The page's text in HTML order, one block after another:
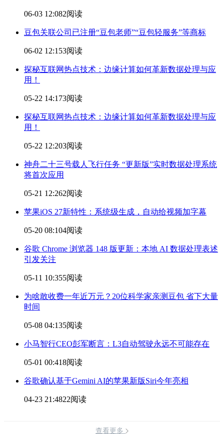
06-03 12:082阅读
豆包关联公司已注册“豆包老师”“豆包轻服务”等商标
06-02 12:153阅读
探秘互联网热点技术：边缘计算如何革新数据处理与应
用！
05-22 14:173阅读
探秘互联网热点技术：边缘计算如何革新数据处理与应
用！
05-22 12:203阅读
神舟二十三号载人飞行任务 “更新版”实时数据处理系统
将首次应用
05-21 12:262阅读
苹果iOS 27新特性：系统级生成，自动给视频加字幕
05-20 08:104阅读
谷歌 Chrome 浏览器 148 版更新：本地 AI 数据处理表述
引发关注
05-11 10:355阅读
为啥敢收费一年近万元？20位科学家亲测豆包 省下大量
时间
05-08 04:135阅读
小马智行CEO彭军断言：L3自动驾驶永远不可能存在
05-01 00:418阅读
谷歌确认基于Gemini AI的苹果新版Siri今年亮相
04-23 21:4822阅读
查看更多